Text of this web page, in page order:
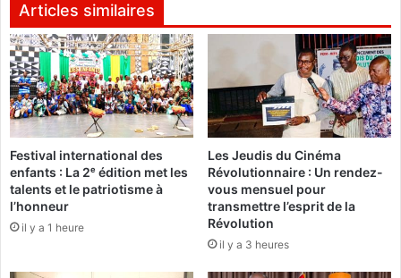
e
d
’
u
n
e
a
m
e
n
d
n
e
s
à
l
a
p
r
i
s
e
d
d
Articles similaires
Festival international des
enfants : La 2ᵉ édition met les
talents et le patriotisme à
l’honneur
il y a 1 heure
Les Jeudis du Cinéma
Révolutionnaire : Un rendez-
vous mensuel pour
transmettre l’esprit de la
Révolution
il y a 3 heures